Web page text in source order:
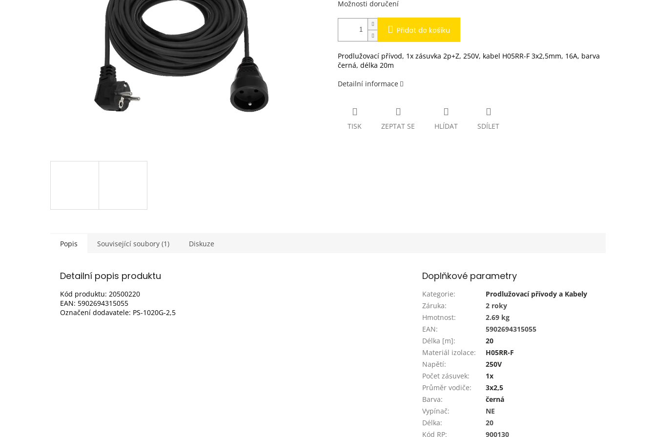
Možnosti doručení
Přidat do košíku
Prodlužovací přívod, 1x zásuvka 2p+Z, 250V, kabel H05RR-F 3x2,5mm, 16A, barva
černá, délka 20m
Detailní informace
TISK ZEPTAT SE HLÍDAT SDÍLET
Popis Související soubory (1) Diskuze
Detailní popis produktu
Kód produktu: 20500220
EAN: 5902694315055
Označení dodavatele: PS-1020G-2,5
Doplňkové parametry
Kategorie:
Prodlužovací přívody a Kabely
Záruka:
2 roky
Hmotnost:
2.69 kg
EAN:
5902694315055
Délka [m]:
20
Materiál izolace:
H05RR-F
Napětí:
250V
Počet zásuvek:
1x
Průměr vodiče:
3x2,5
Barva:
černá
Vypínač:
NE
Délka:
20
Kód RP: 900130